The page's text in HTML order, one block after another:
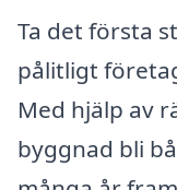
Ta det första
pålitligt
Med hjälp av
byggnad bli